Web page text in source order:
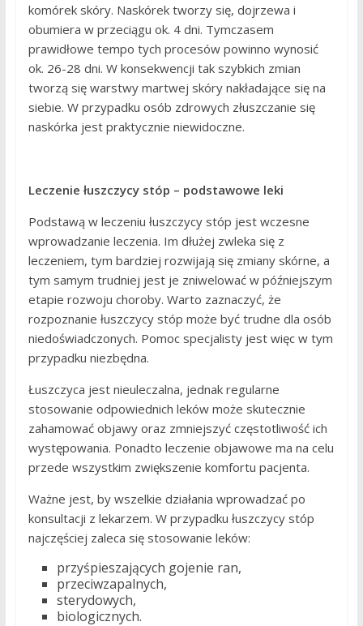
komórek skóry. Naskórek tworzy się, dojrzewa i
obumiera w przeciągu ok. 4 dni. Tymczasem
prawidłowe tempo tych procesów powinno wynosić
ok. 26-28 dni. W konsekwencji tak szybkich zmian
tworzą się warstwy martwej skóry nakładające się na
siebie. W przypadku osób zdrowych złuszczanie się
naskórka jest praktycznie niewidoczne.
Leczenie łuszczycy stóp – podstawowe leki
Podstawą w leczeniu łuszczycy stóp jest wczesne
wprowadzanie leczenia. Im dłużej zwleka się z
leczeniem, tym bardziej rozwijają się zmiany skórne, a
tym samym trudniej jest je zniwelować w późniejszym
etapie rozwoju choroby. Warto zaznaczyć, że
rozpoznanie łuszczycy stóp może być trudne dla osób
niedoświadczonych. Pomoc specjalisty jest więc w tym
przypadku niezbędna.
Łuszczyca jest nieuleczalna, jednak regularne
stosowanie odpowiednich leków może skutecznie
zahamować objawy oraz zmniejszyć częstotliwość ich
występowania. Ponadto leczenie objawowe ma na celu
przede wszystkim zwiększenie komfortu pacjenta.
Ważne jest, by wszelkie działania wprowadzać po
konsultacji z lekarzem. W przypadku łuszczycy stóp
najczęściej zaleca się stosowanie leków:
przyśpieszających gojenie ran,
przeciwzapalnych,
sterydowych,
biologicznych.